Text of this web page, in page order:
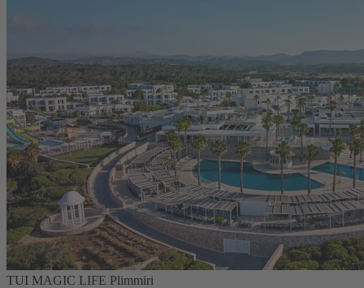
TUI MAGIC LIFE Plimmiri